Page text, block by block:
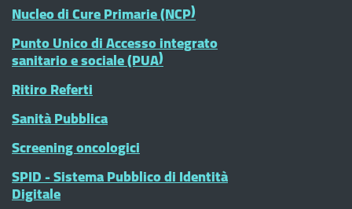
Nucleo di Cure Primarie (NCP)
Punto Unico di Accesso integrato
sanitario e sociale (PUA)
Ritiro Referti
Sanità Pubblica
Screening oncologici
SPID - Sistema Pubblico di Identità
Digitale